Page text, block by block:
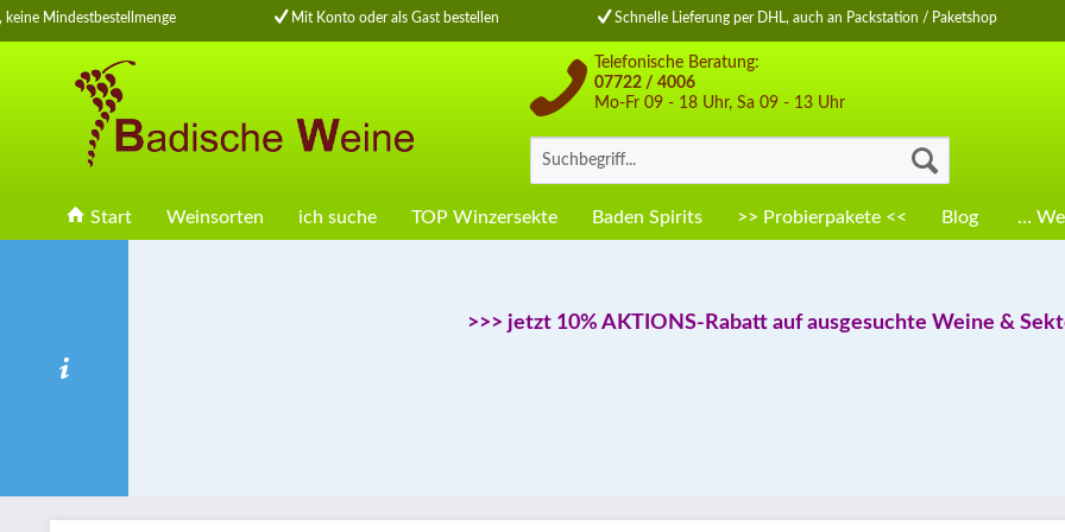
Mindestbestellmenge Mit Konto oder als Gast bestellen Schnelle Lieferung per DHL, auch an Packstation / Paketshop
Telefonische Beratung:
07722 / 4006
Mo-Fr 09 - 18 Uhr, Sa 09 - 13 Uhr
Start Weinsorten ich suche TOP Winzersekte Baden Spirits >> Probierpakete << Blog …
>>> jetzt 10% AKTIONS-Rabatt auf ausgesuchte Weine &